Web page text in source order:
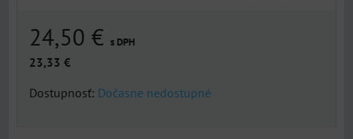
24,50 € s DPH
23,33 €
Dostupnosť: Dočasne nedostupné